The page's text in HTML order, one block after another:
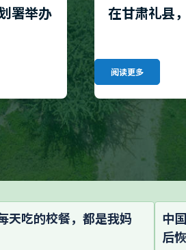
署举办
在甘肃礼县
阅读更多
天吃的校餐，都是我妈
中
后